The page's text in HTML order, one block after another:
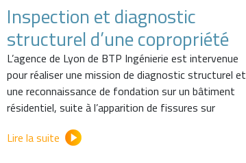
Inspection et diagnostic
structurel d’une copropriété
L’agence de Lyon de BTP Ingénierie est intervenue
pour réaliser une mission de diagnostic structurel et
une reconnaissance de fondation sur un bâtiment
résidentiel, suite à l’apparition de fissures sur
Lire la suite